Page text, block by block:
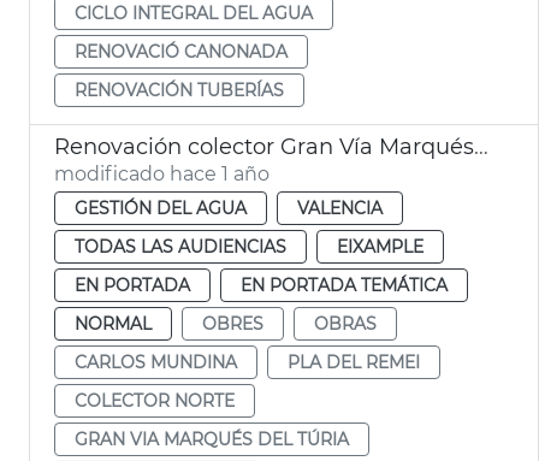
CICLO INTEGRAL DEL AGUA
RENOVACIÓ CANONADA
RENOVACIÓN TUBERÍAS
Renovación colector Gran Vía Marqués del Túria de València
modificado hace 1 año
GESTIÓN DEL AGUA
VALENCIA
TODAS LAS AUDIENCIAS
EIXAMPLE
EN PORTADA
EN PORTADA TEMÁTICA
NORMAL
OBRES
OBRAS
CARLOS MUNDINA
PLA DEL REMEI
COLECTOR NORTE
GRAN VIA MARQUÉS DEL TÚRIA